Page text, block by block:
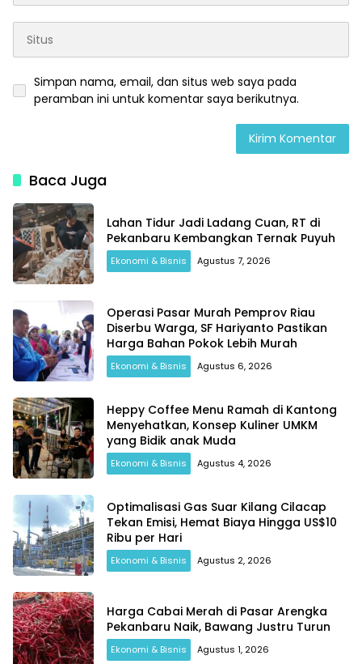
Simpan nama, email, dan situs web saya pada
peramban ini untuk komentar saya berikutnya.
Baca Juga
Lahan Tidur Jadi Ladang Cuan, RT di
Pekanbaru Kembangkan Ternak Puyuh
Ekonomi & Bisnis Agustus 7, 2026
Operasi Pasar Murah Pemprov Riau
Diserbu Warga, SF Hariyanto Pastikan
Harga Bahan Pokok Lebih Murah
Ekonomi & Bisnis Agustus 6, 2026
Heppy Coffee Menu Ramah di Kantong
Menyehatkan, Konsep Kuliner UMKM
yang Bidik anak Muda
Ekonomi & Bisnis Agustus 4, 2026
Optimalisasi Gas Suar Kilang Cilacap
Tekan Emisi, Hemat Biaya Hingga US$10
Ribu per Hari
Ekonomi & Bisnis Agustus 2, 2026
Harga Cabai Merah di Pasar Arengka
Pekanbaru Naik, Bawang Justru Turun
Ekonomi & Bisnis Agustus 1, 2026